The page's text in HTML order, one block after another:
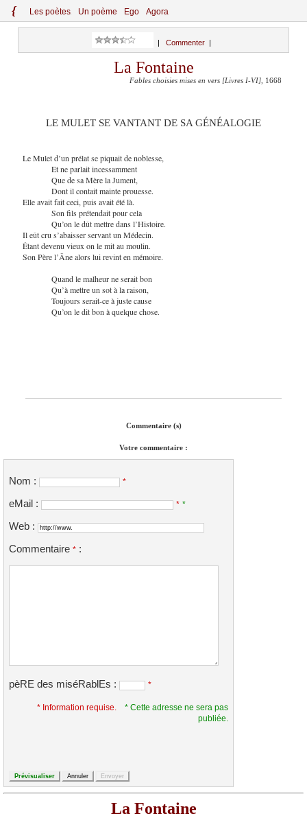
{ Les poètes Un poème Ego Agora
Commenter
La Fontaine
Fables choisies mises en vers [Livres I-VI] , 1668
LE MULET SE VANTANT DE SA GÉNÉALOGIE
Le Mulet d’un prélat se piquait de noblesse,
Et ne parlait incessamment
Que de sa Mère la Jument,
Dont il contait mainte prouesse.
Elle avait fait ceci, puis avait été là.
Son fils prétendait pour cela
Qu’on le dût mettre dans l’Histoire.
Il eût cru s’abaisser servant un Médecin.
Étant devenu vieux on le mit au moulin.
Son Père l’Âne alors lui revint en mémoire.
Quand le malheur ne serait bon
Qu’à mettre un sot à la raison,
Toujours serait-ce à juste cause
Qu’on le dit bon à quelque chose.
Commentaire (s)
Votre commentaire :
Nom : *
eMail : * *
Web :
Commentaire * :
pèRE des miséRablEs : *
* Information requise.
* Cette adresse ne sera pas
publiée.
La Fontaine